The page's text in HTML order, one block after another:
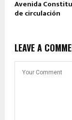
Avenida
de circulación
LEAVE A